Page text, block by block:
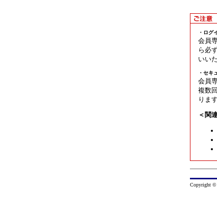
・ログ
会員
ら必
いい
・セキ
会員
複数
りま
＜関
Copyright ©